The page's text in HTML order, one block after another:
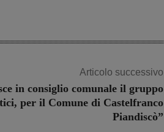
Articolo successivo
in consiglio comunale il gruppo
per il Comune di Castelfranco
Piandiscò”